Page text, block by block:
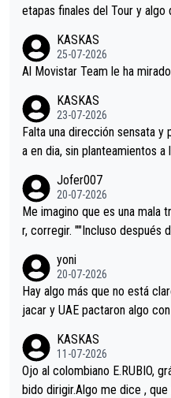
etapas finales del Tour y
KASKAS
25-07-2026
Al Movistar Team le ha
KASKAS
23-07-2026
Falta una dirección sensata y
a en dia, sin planteamientos
Minguez, Velez etc etc.Me
tristes sin victorias.
Jofer007
20-07-2026
Me imagino que es una mala
r, corregir. ""Incluso después
permaneció pegado a su
a que era capaz de controlar
yoni
20-07-2026
Hay algo más que no está
jacar y UAE pactaron algo
i sin pedalear, luego está el
mano de una manera muy
es en el hombro con que
KASKAS
11-07-2026
Ojo al colombiano E.RUBIO,
bido dirigir.Algo